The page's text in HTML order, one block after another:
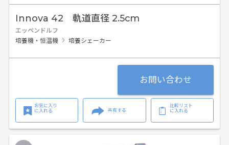
Innova 42 軌道直径 2.5cm
エッペンドルフ
培養機・恒温機
培養シェーカー
お問い合わせ
お気に入り
に入れる
共有する
比較リスト
に入れる